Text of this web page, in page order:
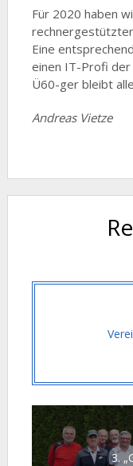
Für 2020 haben
Eine
einen IT-Profi
Ü60-ger bleibt
Andreas Vietze
3.